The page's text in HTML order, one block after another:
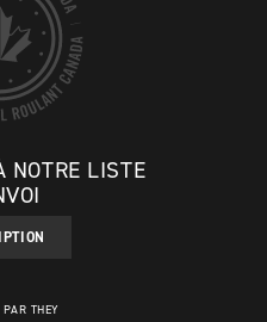
NOTRE LISTE
THEY